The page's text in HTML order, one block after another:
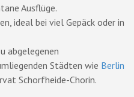
Ausflüge.
ideal bei viel Gepäck oder in
abgelegenen
Städten wie Berlin
Schorfheide-Chorin.